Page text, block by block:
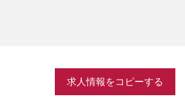
求人情報をコピーする